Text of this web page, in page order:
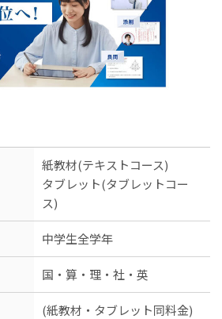
紙教材(テキストコース)
タブレット(タブレットコー
ス)
中学生全学年
国・算・理・社・英
(紙教材・タブレット同料金)